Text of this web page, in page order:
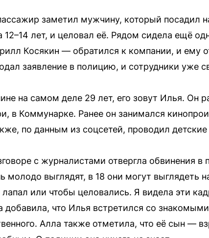
заметил мужчину, который посадил
лет, и целовал её. Рядом сидела ещё
Косякин — обратился к компании, и ему
заявление в полицию, и сотрудники уже
на самом деле 29 лет, его зовут Илья. Он
в Коммунарке. Ранее он занимался
по данным из соцсетей, проводил
с журналистами отвергла обвинения в
молодо выглядят, в 18 они могут выглядеть
или чтобы целовались. Я видела эти
добавила, что Илья встретился со
Алла также отметила, что её сын —